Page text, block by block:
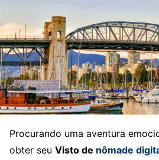
Procurando uma aventura
obter seu Visto de nômade